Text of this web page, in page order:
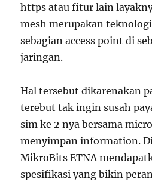
https atau fitur lain
mesh merupakan
sebagian access point di
jaringan.
Hal tersebut dikarenakan
terebut tak ingin susah
sim ke 2 nya bersama
menyimpan information.
MikroBits ETNA
spesifikasi yang bikin